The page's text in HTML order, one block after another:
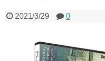
2021/3/29 0